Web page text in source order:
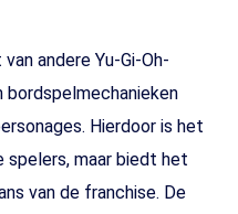
andere Yu-Gi-Oh-
bordspelmechanieken
Hierdoor is het
spelers, maar biedt het
van de franchise. De